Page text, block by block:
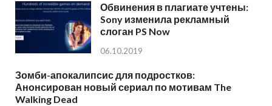
Обвинения в плагиате учтены:
Sony изменила рекламный
слоган PS Now
06.10.2019
Зомби-апокалипсис для подростков:
Анонсирован новый сериал по мотивам The
Walking Dead